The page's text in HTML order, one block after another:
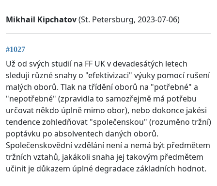
Mikhail Kipchatov(St. Petersburg, 2023-07-06)
#1027
Už od svých studií na FF UK v devadesátých letech
sleduji různé snahy o "efektivizaci" výuky pomocí rušení
malých oborů. Tlak na třídění oborů na "potřebné" a
"nepotřebné" (zpravidla to samozřejmě má potřebu
určovat někdo úplně mimo obor), nebo dokonce jakési
tendence zohledňovat "společenskou" (rozuměno tržní)
poptávku po absolventech daných oborů.
Společenskovědní vzdělání není a nemá být předmětem
tržních vztahů, jakákoli snaha jej takovým předmětem
učinit je důkazem úplné degradace základních hodnot.